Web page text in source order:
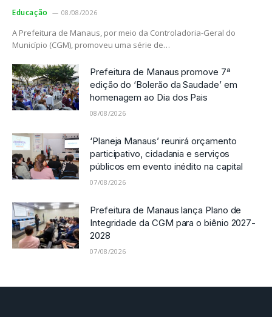
Educação 08/08/2026
A Prefeitura de Manaus, por meio da Controladoria-Geral do
Município (CGM), promoveu uma série de…
Prefeitura de Manaus promove 7ª
edição do ‘Bolerão da Saudade’ em
homenagem ao Dia dos Pais
08/08/2026
‘Planeja Manaus’ reunirá orçamento
participativo, cidadania e serviços
públicos em evento inédito na capital
07/08/2026
Prefeitura de Manaus lança Plano de
Integridade da CGM para o biênio 2027-
2028
07/08/2026